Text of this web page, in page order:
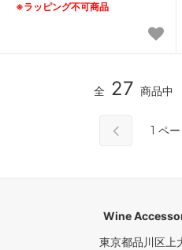
※ラッピング不可商品
全 27 商品中
1 ペ
Wine
東京都品川区